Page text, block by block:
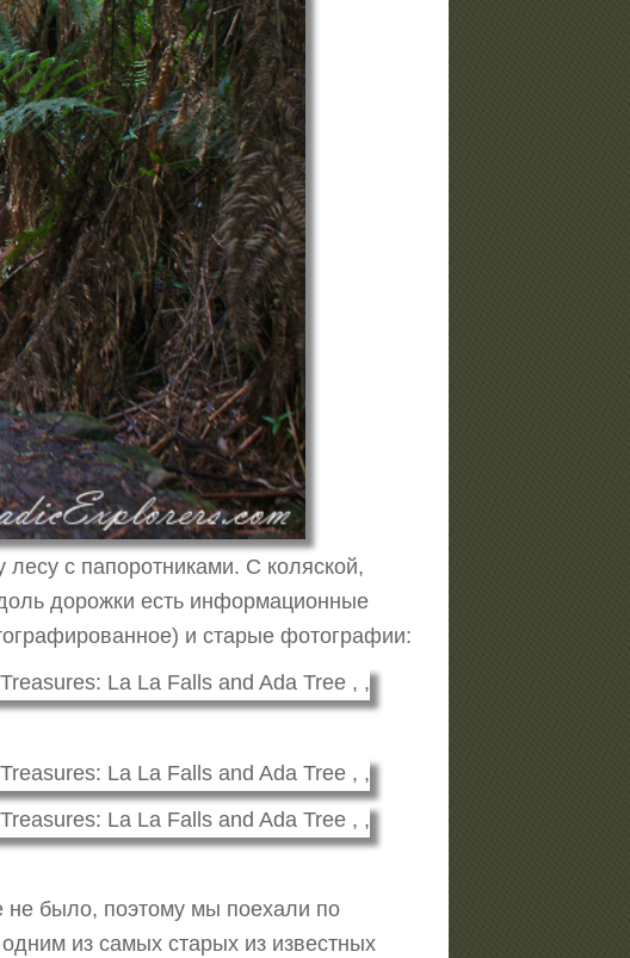
с папоротниками. С коляской,
дорожки есть информационные
и старые фотографии:
не было, поэтому мы поехали по
из самых старых из известных